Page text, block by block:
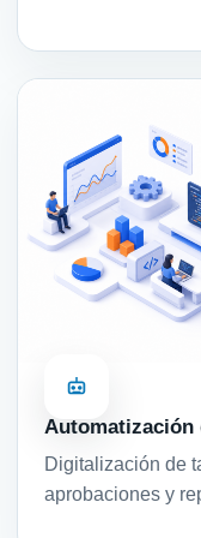
Automatización
Digitalización de
aprobaciones y